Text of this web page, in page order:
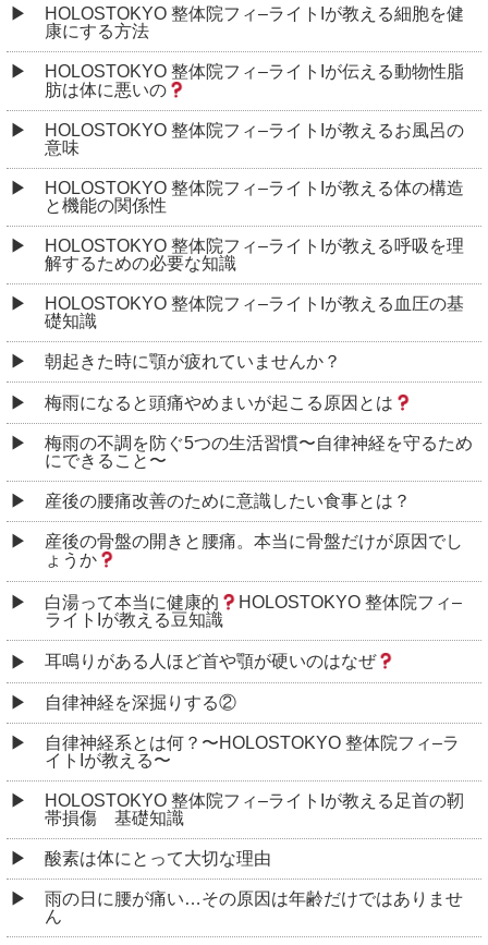
HOLOSTOKYO 整体院フィ–ライトIが教える細胞を健
康にする方法
HOLOSTOKYO 整体院フィ–ライトIが伝える動物性脂
肪は体に悪いの
HOLOSTOKYO 整体院フィ–ライトIが教えるお風呂の
意味
HOLOSTOKYO 整体院フィ–ライトIが教える体の構造
と機能の関係性
HOLOSTOKYO 整体院フィ–ライトIが教える呼吸を理
解するための必要な知識
HOLOSTOKYO 整体院フィ–ライトIが教える血圧の基
礎知識
朝起きた時に顎が疲れていませんか？
梅雨になると頭痛やめまいが起こる原因とは
梅雨の不調を防ぐ5つの生活習慣〜自律神経を守るため
にできること〜
産後の腰痛改善のために意識したい食事とは？
産後の骨盤の開きと腰痛。本当に骨盤だけが原因でし
ょうか
白湯って本当に健康的
HOLOSTOKYO 整体院フィ–
ライトIが教える豆知識
耳鳴りがある人ほど首や顎が硬いのはなぜ
自律神経を深掘りする②
自律神経系とは何？〜HOLOSTOKYO 整体院フィ–ラ
イトIが教える〜
HOLOSTOKYO 整体院フィ–ライトIが教える足首の靭
帯損傷 基礎知識
酸素は体にとって大切な理由
雨の日に腰が痛い…その原因は年齢だけではありませ
ん